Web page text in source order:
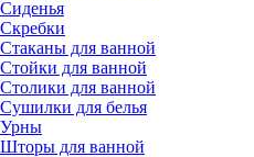
Сиденья
Скребки
Стаканы для ванной
Стойки для ванной
Столики для ванной
Сушилки для белья
Урны
Шторы для ванной